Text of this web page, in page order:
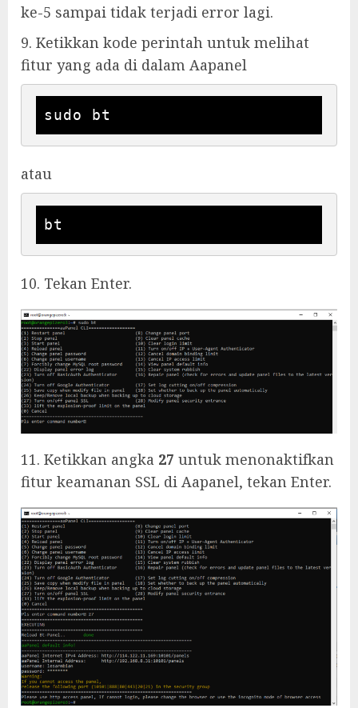
ke-5 sampai tidak terjadi error lagi.
9. Ketikkan kode perintah untuk melihat
fitur yang ada di dalam Aapanel
sudo bt
atau
bt
10. Tekan Enter.
11. Ketikkan angka 27 untuk menonaktifkan
fitur keamanan SSL di Aapanel, tekan Enter.